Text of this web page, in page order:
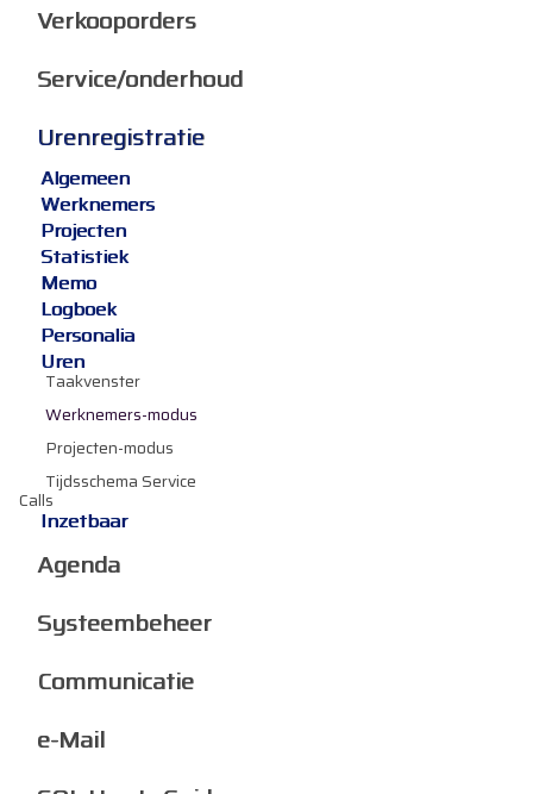
Verkooporders
Service/onderhoud
Urenregistratie
Algemeen
Werknemers
Projecten
Statistiek
Memo
Logboek
Personalia
Uren
Taakvenster
Werknemers-modus
Projecten-modus
Tijdsschema Service
Calls
Inzetbaar
Agenda
Systeembeheer
Communicatie
e-Mail